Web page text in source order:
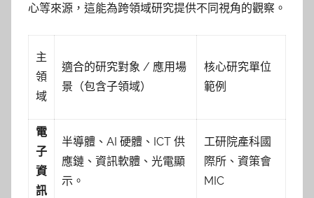
心等來源，這能為跨領域研究提供不同視角的觀察。
主
領
域
適合的研究對象 / 應用場
景（包含子領域）
核心研究單位
範例
電
子
資
訊
半導體、AI 硬體、ICT 供
應鏈、資訊軟體、光電顯
示。
工研院產科國
際所、資策會
MIC